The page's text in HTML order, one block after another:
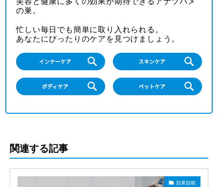
の巣。
忙しい毎日でも簡単に取り入れられる。
あなたにぴったりのケアを見つけましょう。
関連する記事
効果効能